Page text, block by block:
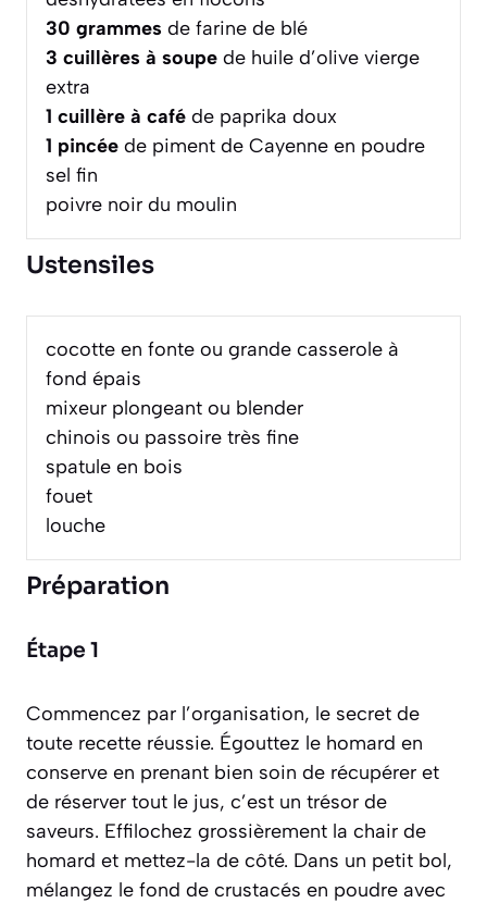
30 grammes de farine de blé
3 cuillères à soupe de huile d’olive vierge
extra
1 cuillère à café de paprika doux
1 pincée de piment de Cayenne en poudre
sel fin
poivre noir du moulin
Ustensiles
cocotte en fonte ou grande casserole à
fond épais
mixeur plongeant ou blender
chinois ou passoire très fine
spatule en bois
fouet
louche
Préparation
Étape 1
Commencez par l’organisation, le secret de
toute recette réussie. Égouttez le homard en
conserve en prenant bien soin de récupérer et
de réserver tout le jus, c’est un trésor de
saveurs. Effilochez grossièrement la chair de
homard et mettez-la de côté. Dans un petit bol,
mélangez le fond de crustacés en poudre avec